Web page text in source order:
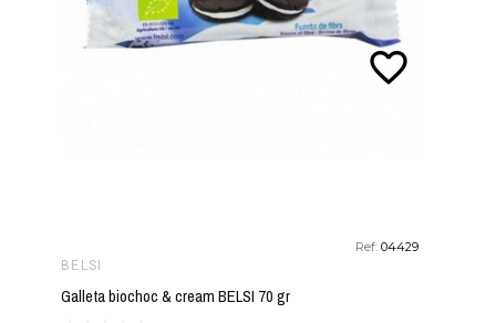
Ref:04429
BELSI
Galleta biochoc & cream BELSI 70 gr
favorite_border